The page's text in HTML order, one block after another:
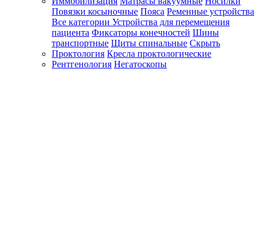
Повязки косыночные Пояса Ременные устройства
Все категории Устройства для перемещения
пациента Фиксаторы конечностей Шины
транспортные Щиты спинальные Скрыть
Проктология Кресла проктологические
Рентгенология Негатоскопы